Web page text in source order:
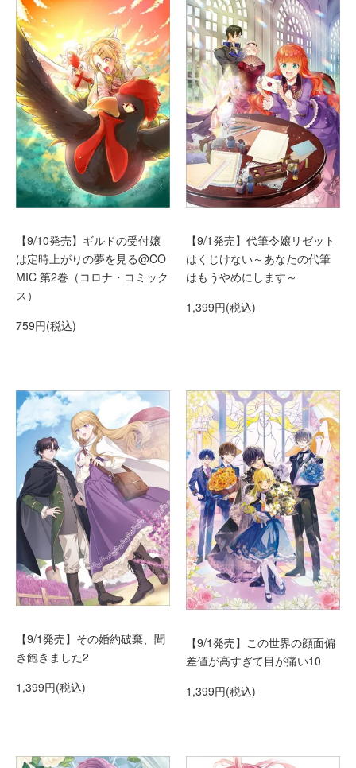
【9/10発売】ギルドの受付嬢
は定時上がりの夢を見る@CO
MIC 第2巻（コロナ・コミック
ス）
759円(税込)
【9/1発売】代筆令嬢リゼット
はくじけない～あなたの代筆
はもうやめにします～
1,399円(税込)
【9/1発売】その婚約破棄、聞
き飽きました2
1,399円(税込)
【9/1発売】この世界の顔面偏
差値が高すぎて目が痛い10
1,399円(税込)